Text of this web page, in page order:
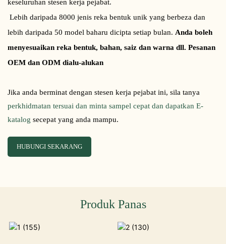
keseluruhan stesen kerja pejabat.
Lebih daripada 8000 jenis reka bentuk unik yang berbeza dan
lebih daripada 50 model baharu dicipta setiap bulan. Anda boleh
menyesuaikan reka bentuk, bahan, saiz dan warna dll. Pesanan
OEM dan ODM dialu-alukan
Jika anda berminat dengan stesen kerja pejabat ini, sila tanya
perkhidmatan tersuai dan minta sampel cepat dan dapatkan E-
katalog secepat yang anda mampu.
HUBUNGI SEKARANG
Produk Panas